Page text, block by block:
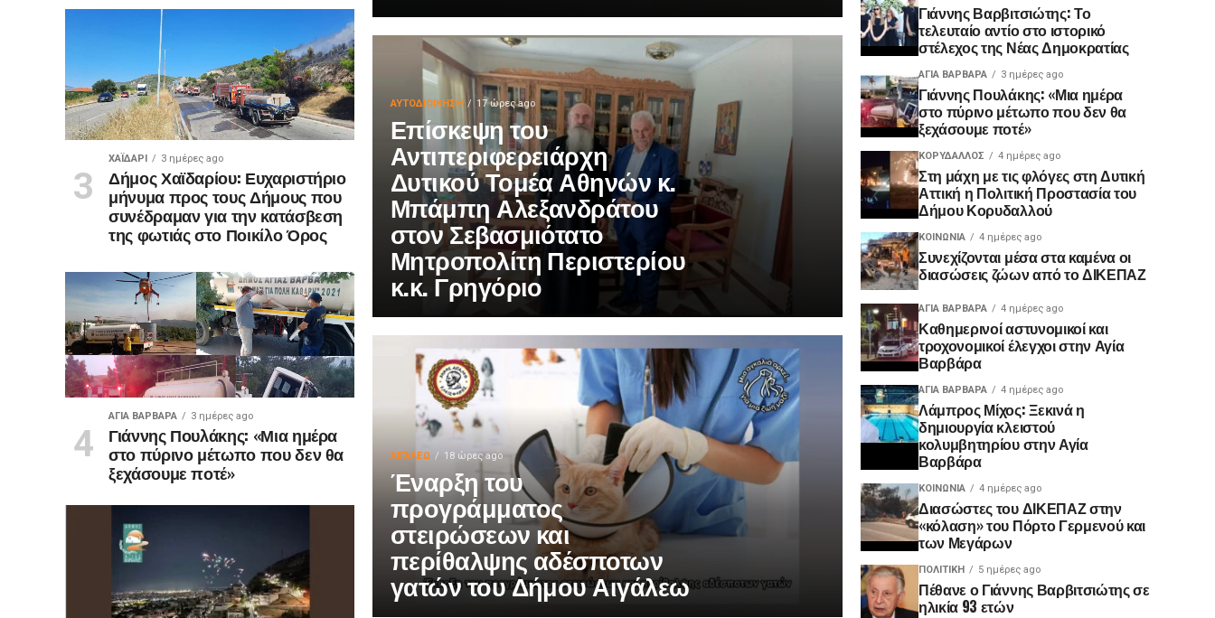
ΑΥΤΟΔΙΟΊΚΗΣΗ 17 ώρες ago
Επίσκεψη του
Αντιπεριφερειάρχη
Δυτικού Τομέα Αθηνών κ.
Μπάμπη Αλεξανδράτου
στον Σεβασμιότατο
Μητροπολίτη Περιστερίου
κ.κ. Γρηγόριο
ΑΙΓΑΛΕΩ 18 ώρες ago
Έναρξη του
προγράμματος
στειρώσεων και
περίθαλψης αδέσποτων
γατών του Δήμου Αιγάλεω
ΧΑΪΔΑΡΙ 3 ημέρες ago
Δήμος Χαϊδαρίου: Ευχαριστήριο
μήνυμα προς τους Δήμους που
συνέδραμαν για την κατάσβεση
της φωτιάς στο Ποικίλο Όρος
ΑΓΙΑ ΒΑΡΒΑΡΑ 3 ημέρες ago
Γιάννης Πουλάκης: «Μια ημέρα
στο πύρινο μέτωπο που δεν θα
ξεχάσουμε ποτέ»
Γιάννης Βαρβιτσιώτης: Το
τελευταίο αντίο στο ιστορικό
στέλεχος της Νέας Δημοκρατίας
ΑΓΙΑ ΒΑΡΒΑΡΑ 3 ημέρες ago
Γιάννης Πουλάκης: «Μια ημέρα
στο πύρινο μέτωπο που δεν θα
ξεχάσουμε ποτέ»
ΚΟΡΥΔΑΛΛΟΣ 4 ημέρες ago
Στη μάχη με τις φλόγες στη Δυτική
Αττική η Πολιτική Προστασία του
Δήμου Κορυδαλλού
ΚΟΙΝΩΝΊΑ 4 ημέρες ago
Συνεχίζονται μέσα στα καμένα οι
διασώσεις ζώων από το ΔΙΚΕΠΑΖ
ΑΓΙΑ ΒΑΡΒΑΡΑ 4 ημέρες ago
Καθημερινοί αστυνομικοί και
τροχονομικοί έλεγχοι στην Αγία
Βαρβάρα
ΑΓΙΑ ΒΑΡΒΑΡΑ 4 ημέρες ago
Λάμπρος Μίχος: Ξεκινά η
δημιουργία κλειστού
κολυμβητηρίου στην Αγία
Βαρβάρα
ΚΟΙΝΩΝΊΑ 4 ημέρες ago
Διασώστες του ΔΙΚΕΠΑΖ στην
«κόλαση» του Πόρτο Γερμενού και
των Μεγάρων
ΠΟΛΙΤΙΚΉ 5 ημέρες ago
Πέθανε ο Γιάννης Βαρβιτσιώτης σε
ηλικία 93 ετών